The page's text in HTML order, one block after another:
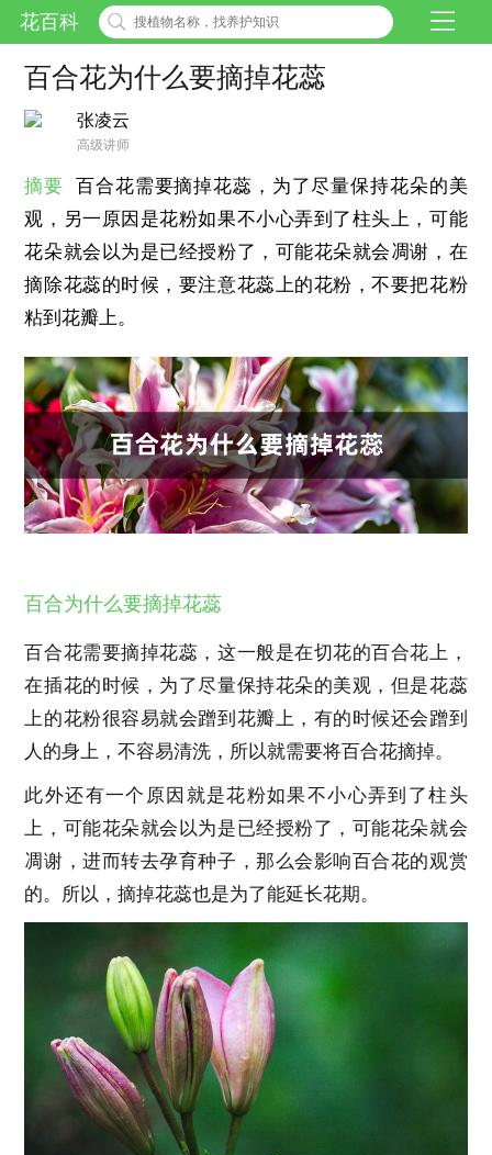
花百科
百合花为什么要摘掉花蕊
张凌云
高级讲师
摘要
百合花需要摘掉花蕊，为了尽量保持花朵的美
观，另一原因是花粉如果不小心弄到了柱头上，可能
花朵就会以为是已经授粉了，可能花朵就会凋谢，在
摘除花蕊的时候，要注意花蕊上的花粉，不要把花粉
粘到花瓣上。
百合为什么要摘掉花蕊
百合花需要摘掉花蕊，这一般是在切花的百合花上，
在插花的时候，为了尽量保持花朵的美观，但是花蕊
上的花粉很容易就会蹭到花瓣上，有的时候还会蹭到
人的身上，不容易清洗，所以就需要将百合花摘掉。
此外还有一个原因就是花粉如果不小心弄到了柱头
上，可能花朵就会以为是已经授粉了，可能花朵就会
凋谢，进而转去孕育种子，那么会影响百合花的观赏
的。所以，摘掉花蕊也是为了能延长花期。